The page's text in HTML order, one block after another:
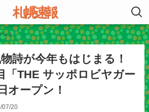
ン
詩が今年もはじまる！
「THE サッポロビヤガー
オープン！
07/20